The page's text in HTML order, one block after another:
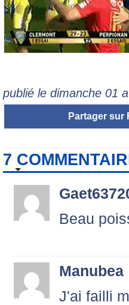
publié le dimanche 01
Partager sur
7
Beau
Manubea
J'ai failli